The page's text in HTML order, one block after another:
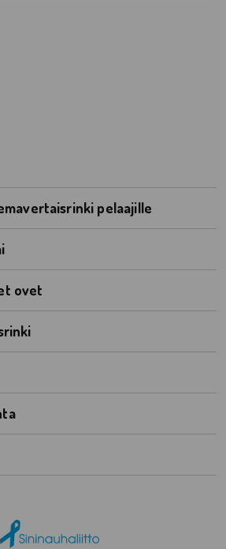
pelaajille
ovet